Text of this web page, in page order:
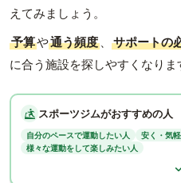
えてみましょう。
予算や通う頻度 、 サポートの
に合う施設を探しやすくなりま
スポーツジムがおすすめの人
自分のペースで運動したい人
安く・気
様々な運動をして楽しみたい人